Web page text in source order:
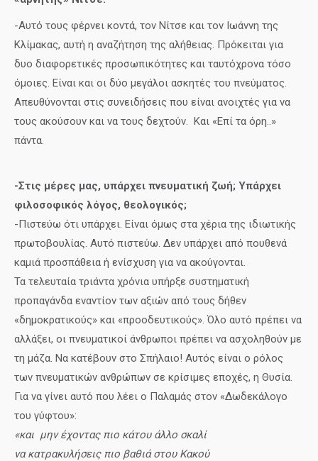
-Αυτό τους φέρνει κοντά, τον Νίτσε και τον Ιωάννη της
Κλίμακας, αυτή η αναζήτηση της αλήθειας. Πρόκειται για
δυο διαφορετικές προσωπικότητες και ταυτόχρονα τόσο
όμοιες. Είναι και οι δύο μεγάλοι ασκητές του πνεύματος.
Απευθύνονται στις συνειδήσεις που είναι ανοιχτές για να
τους ακούσουν και να τους δεχτούν. Και «Επί τα όρη..»
πάντα.
-Στις μέρες μας, υπάρχει πνευματική ζωή; Υπάρχει
φιλοσοφικός λόγος, θεολογικός;
-Πιστεύω ότι υπάρχει. Είναι όμως στα χέρια της ιδιωτικής
πρωτοβουλίας. Αυτό πιστεύω. Δεν υπάρχει από πουθενά
καμιά προσπάθεια ή ενίσχυση για να ακούγονται.
Τα τελευταία τριάντα χρόνια υπήρξε συστηματική
προπαγάνδα εναντίον των αξιών από τους δήθεν
«δημοκρατικούς» και «προοδευτικούς». Όλο αυτό πρέπει να
αλλάξει, οι πνευματικοί άνθρωποι πρέπει να ασχοληθούν με
τη μάζα. Να κατέβουν στο Σπήλαιο! Αυτός είναι ο ρόλος
των πνευματικών ανθρώπων σε κρίσιμες εποχές, η Θυσία.
Για να γίνει αυτό που λέει ο Παλαμάς στον «Δωδεκάλογο
του γύφτου»:
«και μην έχοντας πιο κάτου άλλο σκαλί
να κατρακυλήσεις πιο βαθιά στου Κακού